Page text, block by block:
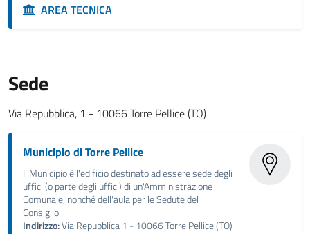
AREA TECNICA
Sede
Via Repubblica, 1 - 10066 Torre Pellice (TO)
Municipio di Torre Pellice
Il Municipio è l'edificio destinato ad essere sede degli
uffici (o parte degli uffici) di un'Amministrazione
Comunale, nonché dell'aula per le Sedute del
Consiglio.
Indirizzo:Via Repubblica 1 - 10066 Torre Pellice (TO)